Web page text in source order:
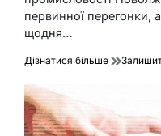
первинної перегонки,
щодня…
Дізнатися більше